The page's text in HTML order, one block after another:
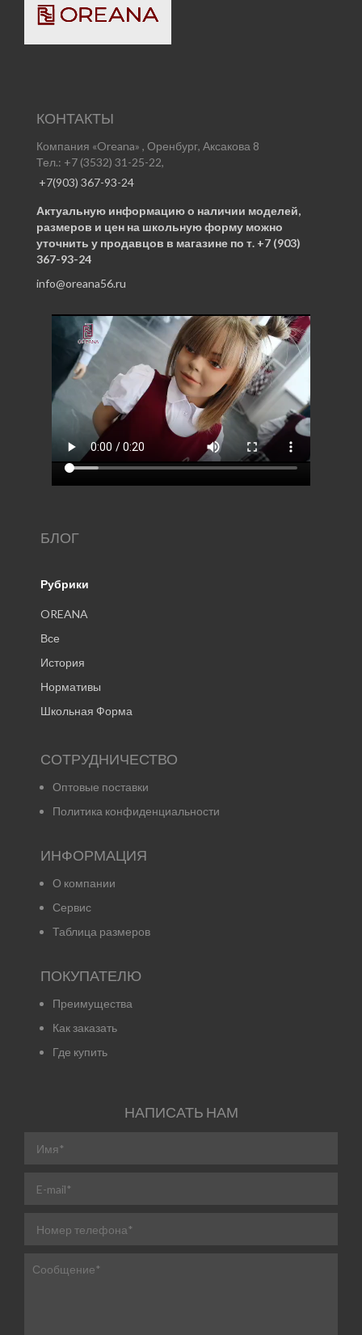
КОНТАКТЫ
Компания «Oreana» , Оренбург, Аксакова 8
Тел.: +7 (3532) 31-25-22,
+7(903) 367-93-24
Актуальную информацию о наличии моделей,
размеров и цен на школьную форму можно
уточнить у продавцов в магазине по т. +7 (903)
367-93-24
info@oreana56.ru
БЛОГ
Рубрики
OREANA
Все
История
Нормативы
Школьная Форма
СОТРУДНИЧЕСТВО
Оптовые поставки
Политика конфиденциальности
ИНФОРМАЦИЯ
О компании
Сервис
Таблица размеров
ПОКУПАТЕЛЮ
Преимущества
Как заказать
Где купить
НАПИСАТЬ НАМ